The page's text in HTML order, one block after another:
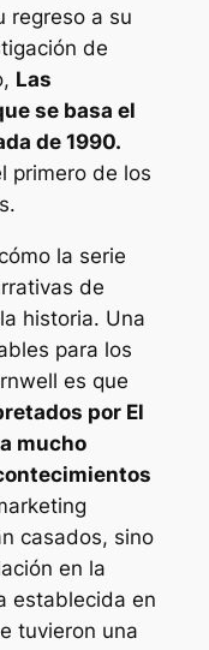
regreso a su
de
Las
se basa el
de 1990.
primero de los
la serie
de
historia. Una
para los
es que
por El
mucho
casados, sino
en la
establecida en
tuvieron una